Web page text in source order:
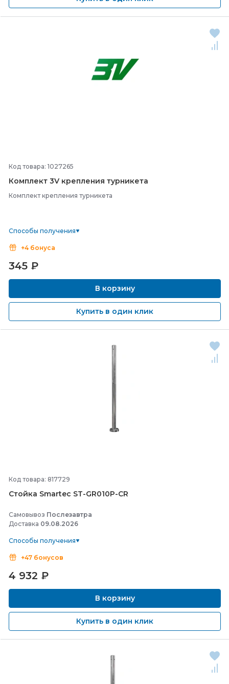
Код товара: 1027265
Комплект 3V крепления турникета
Комплект крепления турникета
Способы получения
+4 бонуса
345 ₽
В корзину
Купить в один клик
Код товара: 817729
Стойка Smartec ST-GR010P-CR
Самовывоз Послезавтра
Доставка 09.08.2026
Способы получения
+47 бонусов
4 932 ₽
В корзину
Купить в один клик